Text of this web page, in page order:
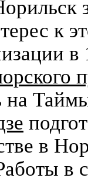
к
в
на
в
в